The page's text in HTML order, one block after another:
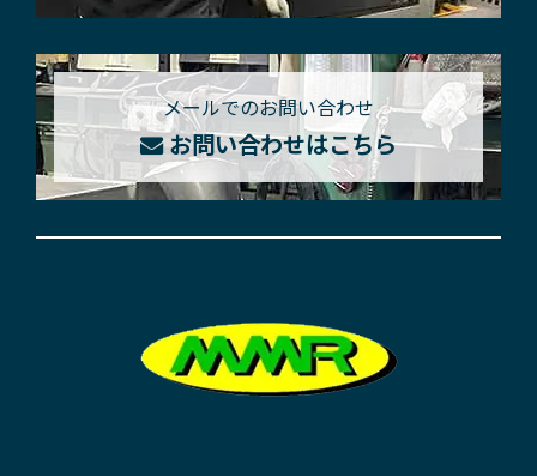
メールでのお問い合わせ
お問い合わせはこちら